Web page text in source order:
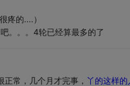
疼的....）
。。。4轮已经算最多的了
常，几个月才完事， 丫的这样